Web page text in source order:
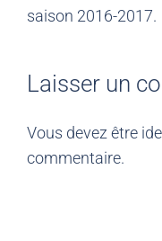
saison 2016-2017.
Laisser un
Vous devez être
commentaire.